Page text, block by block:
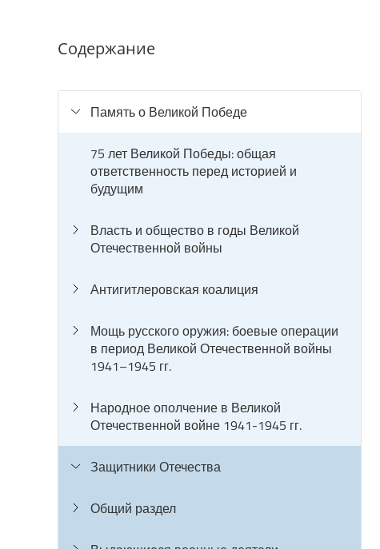
Содержание
Память о Великой Победе
75 лет Великой Победы: общая
ответственность перед историей и
будущим
Власть и общество в годы Великой
Отечественной войны
Антигитлеровская коалиция
Мощь русского оружия: боевые операции
в период Великой Отечественной войны
1941–1945 гг.
Народное ополчение в Великой
Отечественной войне 1941-1945 гг.
Защитники Отечества
Общий раздел